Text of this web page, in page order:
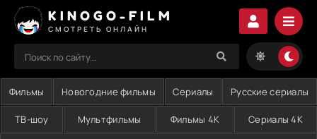
KINOGO-FILM
СМОТРЕТЬ ОНЛАЙН
Фильмы Новогодние фильмы Сериалы Русские сериалы
ТВ-шоу Мультфильмы Фильмы 4K Сериалы 4K